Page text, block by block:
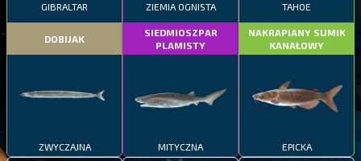
GIBRALTAR
DOBIJAK
ZWYCZAJNA
ZIEMIA OGNISTA
SIEDMIOSZPAR
PLAMISTY
MITYCZNA
TAHOE
NAKRAPIANY SUMIK
KANAŁOWY
EPICKA